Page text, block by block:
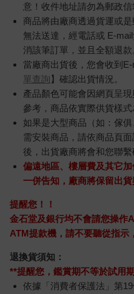
意！收件地址請勿為郵政信
商品將由廠商透過貨運或
無法送達，經電話或 E-
消該筆訂單，並且全額退款
當廠商出貨後，您會收到
單查詢】確認出貨情況。
產品顏色可能會因網頁呈
參考，商品依實際供貨樣式
如果是大型商品（如：傢
需安裝商品，請依商品頁
後，出貨廠商將會和您聯繫
偏遠地區、樓層費及其它
一併告知，廠商將保留出貨
提醒您！！
金石堂及銀行均不會請您操作
ATM提款機，請不要聽從指示
退換貨須知：
**提醒您，鑑賞期不等於試用
依據「消費者保護法」第